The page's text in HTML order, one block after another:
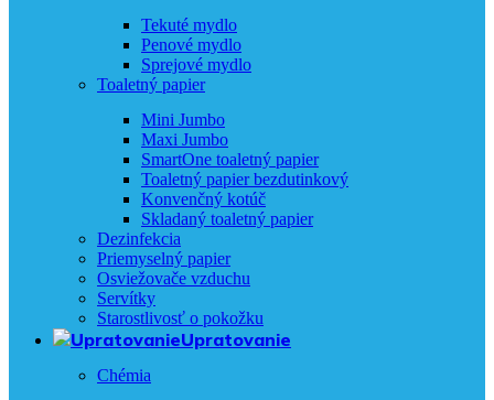
Tekuté mydlo
Penové mydlo
Sprejové mydlo
Toaletný papier
Mini Jumbo
Maxi Jumbo
SmartOne toaletný papier
Toaletný papier bezdutinkový
Konvenčný kotúč
Skladaný toaletný papier
Dezinfekcia
Priemyselný papier
Osviežovače vzduchu
Servítky
Starostlivosť o pokožku
Upratovanie
Chémia